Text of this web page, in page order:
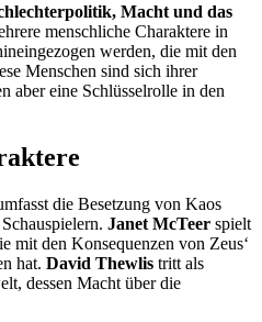
Macht und das
menschliche Charaktere in
werden, die mit den
Menschen sind sich ihrer
aber eine Schlüsselrolle in den
die Besetzung von Kaos
Janet McTeer spielt
mit den Konsequenzen von Zeus‘
hat. David Thewlis tritt als
dessen Macht über die